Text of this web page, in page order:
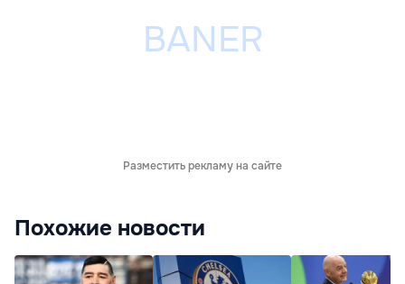
Разместить рекламу на сайте
Похожие новости